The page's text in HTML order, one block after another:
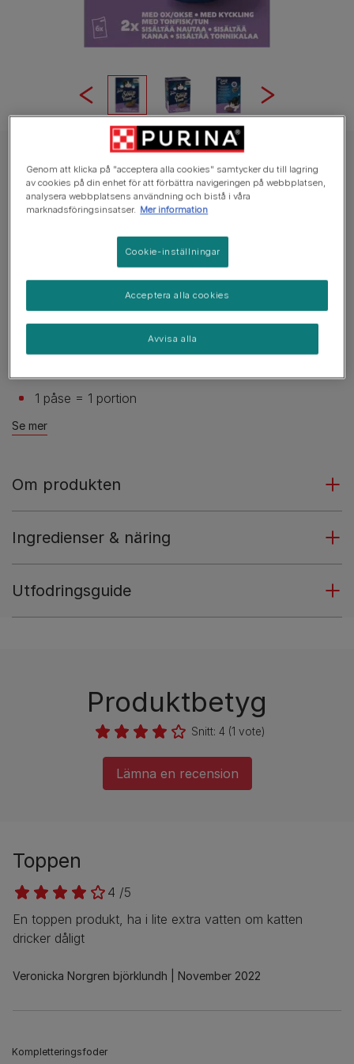
LATZ Soup Time Original Mixed
Tillgängliga storlekar:
Ett oemotståndligt komplement till ditt busfrös rutin
En utsökt blandning av buljong med aptitretande
1 påse = 1 portion
Se mer
Om produkten
Ingredienser & näring
Utfodringsguide
Produktbetyg
Snitt: 4 (1 vote)
Lämna en recension
Toppen
4 /5
En toppen produkt, ha i lite extra vatten om katten
dricker dåligt
Veronicka Norgren björklundh November 2022
Kompletteringsfoder
Genom att klicka på "acceptera alla cookies" samtycker du till lagring
av cookies på din enhet för att förbättra navigeringen på webbplatsen,
analysera webbplatsens användning och bistå i våra
marknadsföringsinsatser. Mer information
Cookie-inställningar
Avvisa alla
Acceptera alla cookies